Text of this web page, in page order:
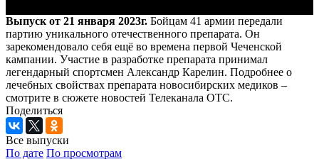
Выпуск от 21 января 2023г. Бойцам 41 армии передали
партию уникального отечественного препарата. Он
зарекомендовало себя ещё во времена первой Чеченской
кампании. Участие в разработке препарата принимал
легендарный спортсмен Александр Карелин. Подробнее о
лечебных свойствах препарата новосибирских медиков –
смотрите в сюжете новостей Телеканала ОТС.
Поделиться
Все выпуски
По дате По просмотрам